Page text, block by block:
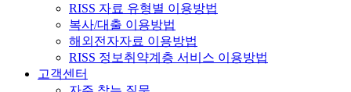
RISS 자료 유형별 이용방법
복사/대출 이용방법
해외전자자료 이용방법
RISS 정보취약계층 서비스 이용방법
고객센터